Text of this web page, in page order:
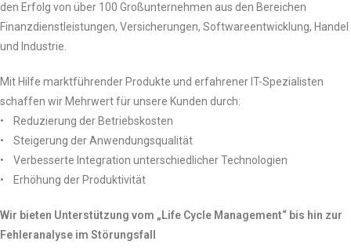
den Erfolg von über 100 Großunternehmen aus den Bereichen
Finanzdienstleistungen, Versicherungen, Softwareentwicklung, Handel
und Industrie.
Mit Hilfe marktführender Produkte und erfahrener IT-Spezialisten
schaffen wir Mehrwert für unsere Kunden durch:
• Reduzierung der Betriebskosten
• Steigerung der Anwendungsqualität
• Verbesserte Integration unterschiedlicher Technologien
• Erhöhung der Produktivität
Wir bieten Unterstützung vom „Life Cycle Management“ bis hin zur
Fehleranalyse im Störungsfall